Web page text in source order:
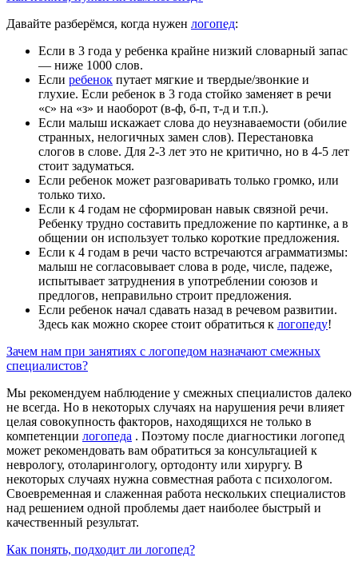
Давайте разберёмся, когда нужен логопед:
Если в 3 года у ребенка крайне низкий словарный запас
— ниже 1000 слов.
Если ребенок путает мягкие и твердые/звонкие и
глухие. Если ребенок в 3 года стойко заменяет в речи
«с» на «з» и наоборот (в-ф, б-п, т-д и т.п.).
Если малыш искажает слова до неузнаваемости (обилие
странных, нелогичных замен слов). Перестановка
слогов в слове. Для 2-3 лет это не критично, но в 4-5 лет
стоит задуматься.
Если ребенок может разговаривать только громко, или
только тихо.
Если к 4 годам не сформирован навык связной речи.
Ребенку трудно составить предложение по картинке, а в
общении он использует только короткие предложения.
Если к 4 годам в речи часто встречаются аграмматизмы:
малыш не согласовывает слова в роде, числе, падеже,
испытывает затруднения в употреблении союзов и
предлогов, неправильно строит предложения.
Если ребенок начал сдавать назад в речевом развитии.
Здесь как можно скорее стоит обратиться к логопеду!
Зачем нам при занятиях с логопедом назначают смежных
специалистов?
Мы рекомендуем наблюдение у смежных специалистов далеко
не всегда. Но в некоторых случаях на нарушения речи влияет
целая совокупность факторов, находящихся не только в
компетенции логопеда . Поэтому после диагностики логопед
может рекомендовать вам обратиться за консультацией к
неврологу, отоларингологу, ортодонту или хирургу. В
некоторых случаях нужна совместная работа с психологом.
Своевременная и слаженная работа нескольких специалистов
над решением одной проблемы дает наиболее быстрый и
качественный результат.
Как понять, подходит ли логопед?